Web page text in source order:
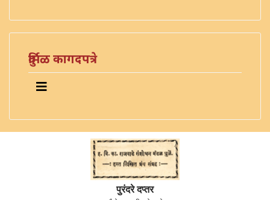
दुर्मिळ कागदपत्रे
पुरंदरे दप्तर